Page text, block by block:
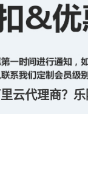
云代理商？